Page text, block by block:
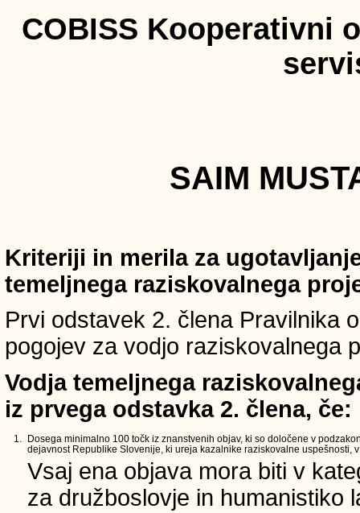
COBISS Kooperativni
SAIM
Kriteriji in merila za
temeljnega raziskovalnega
Prvi odstavek 2. člena Pravilnika
pogojev za vodjo raziskovalnega
Vodja temeljnega
iz prvega odstavka 2. člena, če:
1.
Dosega minimalno 100 točk iz znanstvenih objav, ki so določene v
dejavnost Republike Slovenije, ki ureja kazalnike raziskovalne uspešnosti,
Vsaj ena objava mora biti v
za družboslovje in humanistiko